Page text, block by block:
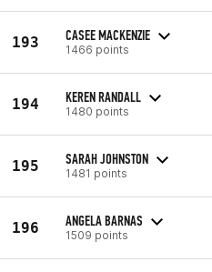
193 CASEE MACKENZIE
1466 points
194 KEREN RANDALL
1480 points
195 SARAH JOHNSTON
1481 points
196 ANGELA BARNAS
1509 points